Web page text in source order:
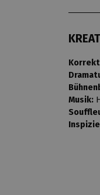
Musik: